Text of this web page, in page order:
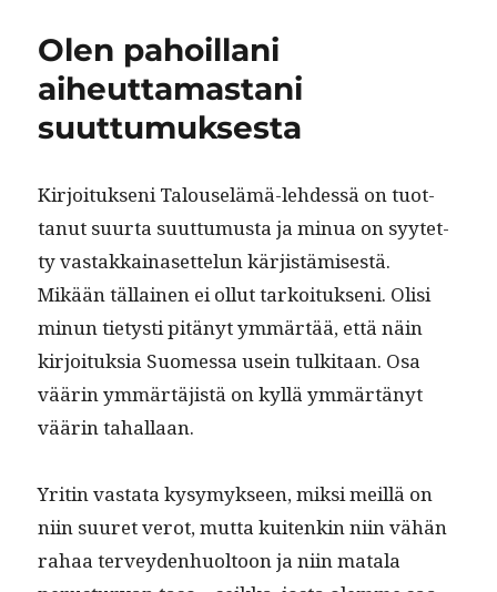
o
o
k
I
n
p
p m
erilaista
Olen pahoillani
aiheuttamastani
suuttumuksesta
Kir­joituk­seni Talouselämä-lehdessä on tuot­
tanut suur­ta suut­tumus­ta ja min­ua on syytet­
ty vas­takkainaset­telun kär­jistämis­es­tä.
Mikään täl­lainen ei ollut tarkoituk­seni. Olisi
min­un tietysti pitänyt ymmärtää, että näin
kir­joituk­sia Suomes­sa usein tulk­i­taan. Osa
väärin ymmärtäjistä on kyl­lä ymmärtänyt
väärin tahallaan.
Yritin vas­ta­ta kysymyk­seen, mik­si meil­lä on
niin suuret verot, mut­ta kuitenkin niin vähän
rahaa ter­vey­den­huoltoon ja niin mata­la